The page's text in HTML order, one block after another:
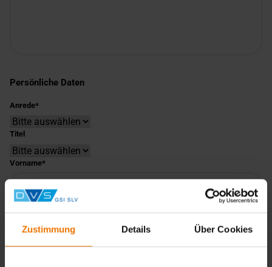
Zustimmung Details Über Cookies
Persönliche Daten
Anrede
Titel
Vorname
Nachname
Unternehmen